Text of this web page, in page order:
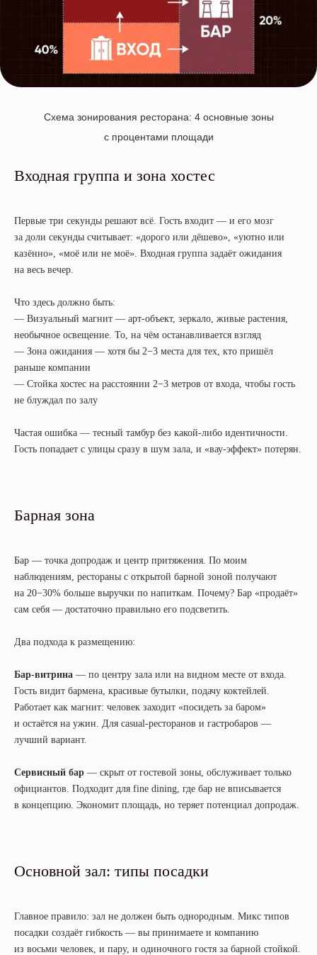
Схема зонирования ресторана: 4 основные зоны
с процентами площади
Входная группа и зона хостес
Первые три секунды решают всё. Гость входит — и его мозг
за доли секунды считывает: «дорого или дёшево», «уютно или
казённо», «моё или не моё». Входная группа задаёт ожидания
на весь вечер.
Что здесь должно быть:
— Визуальный магнит — арт-объект, зеркало, живые растения,
необычное освещение. То, на чём останавливается взгляд
— Зона ожидания — хотя бы 2−3 места для тех, кто пришёл
раньше компании
— Стойка хостес на расстоянии 2−3 метров от входа, чтобы гость
не блуждал по залу
Частая ошибка — тесный тамбур без какой-либо идентичности.
Гость попадает с улицы сразу в шум зала, и «вау-эффект» потерян.
Барная зона
Бар — точка допродаж и центр притяжения. По моим
наблюдениям, рестораны с открытой барной зоной получают
на 20−30% больше выручки по напиткам. Почему? Бар «продаёт»
сам себя — достаточно правильно его подсветить.
Два подхода к размещению:
Бар-витрина — по центру зала или на видном месте от входа.
Гость видит бармена, красивые бутылки, подачу коктейлей.
Работает как магнит: человек заходит «посидеть за баром»
и остаётся на ужин. Для casual-ресторанов и гастробаров —
лучший вариант.
Сервисный бар — скрыт от гостевой зоны, обслуживает только
официантов. Подходит для fine dining, где бар не вписывается
в концепцию. Экономит площадь, но теряет потенциал допродаж.
Основной зал: типы посадки
Главное правило: зал не должен быть однородным. Микс типов
посадки создаёт гибкость — вы принимаете и компанию
из восьми человек, и пару, и одиночного гостя за барной стойкой.